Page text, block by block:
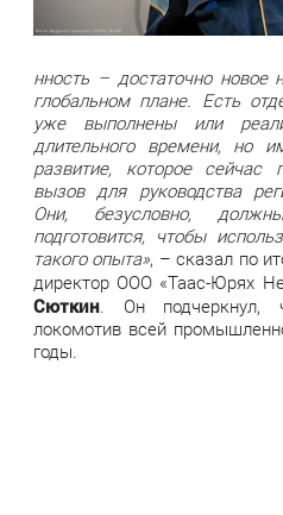
нность – достаточно новое
глобальном плане. Есть
уже выполнены или
длительного времени, но
развитие, которое сейчас
вызов для руководства
Они, безусловно,
подготовится, чтобы
такого опыта», – сказал по
директор ООО «Таас-Юрях
Сюткин. Он подчеркнул,
локомотив всей
годы.